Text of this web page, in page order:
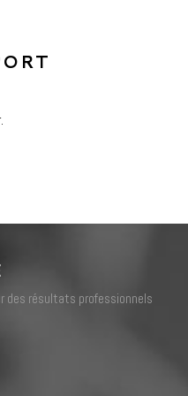
des résultats professionnels